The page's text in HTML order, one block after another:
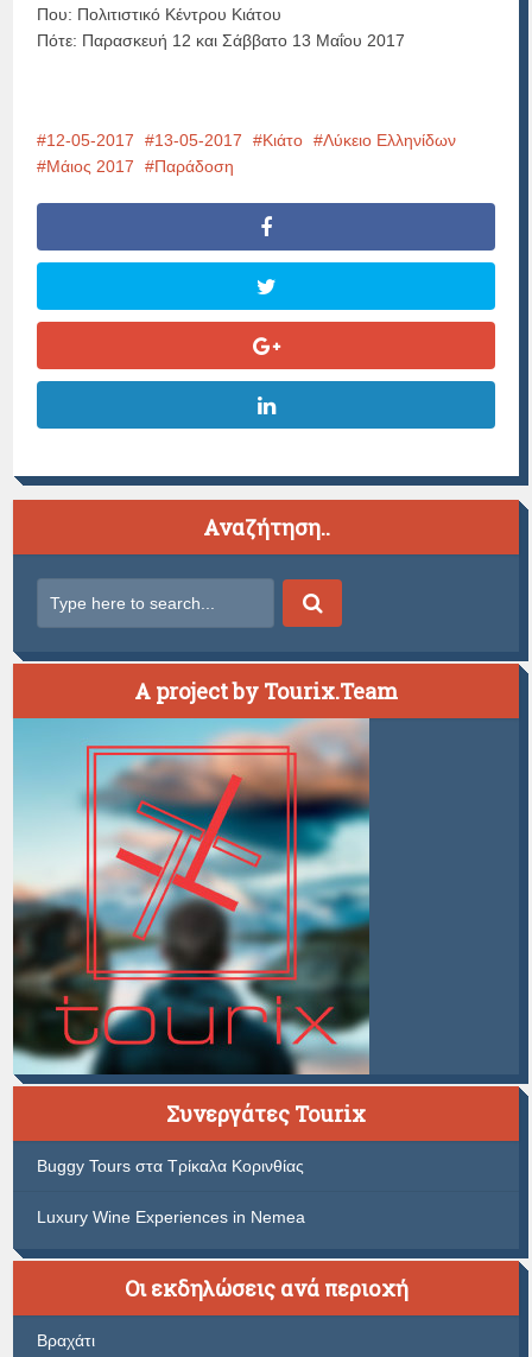
Που: Πολιτιστικό Κέντρου Κιάτου
Πότε: Παρασκευή 12 και Σάββατο 13 Μαΐου 2017
12-05-2017 13-05-2017 Κιάτο
Λύκειο Ελληνίδων
Μάιος 2017
Παράδοση
Αναζήτηση..
A project by Tourix.Team
Συνεργάτες Tourix
Buggy Tours στα Τρίκαλα Κορινθίας
Luxury Wine Experiences in Nemea
Οι εκδηλώσεις ανά περιοχή
Βραχάτι